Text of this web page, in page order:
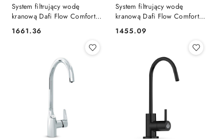
System filtrujący wodę
kranową Dafi Flow Comfort
D-1 z baterią trójdrożną VITO
(chrom)
Cena:
1661.36
System filtrujący wodę
kranową Dafi Flow Comfort
D-1 z baterią trójdrożną
COMO (czarna)
Cena:
1455.09